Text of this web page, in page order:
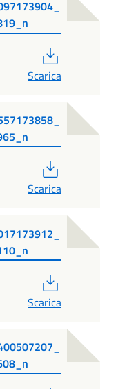
Scarica
Scarica
Scarica